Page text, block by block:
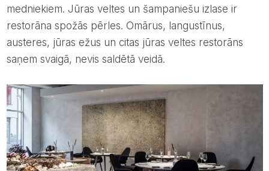
medniekiem. Jūras veltes un šampaniešu izlase ir
restorāna spožās pērles. Omārus, langustīnus,
austeres, jūras ežus un citas jūras veltes restorāns
saņem svaigā, nevis saldētā veidā.